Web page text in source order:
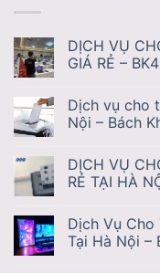
DỊCH VỤ
GIÁ RẺ – BK4
Dịch vụ cho
Nội – Bách
DỊCH VỤ
RẺ TẠI HÀ
Dịch Vụ
Tại Hà Nội –